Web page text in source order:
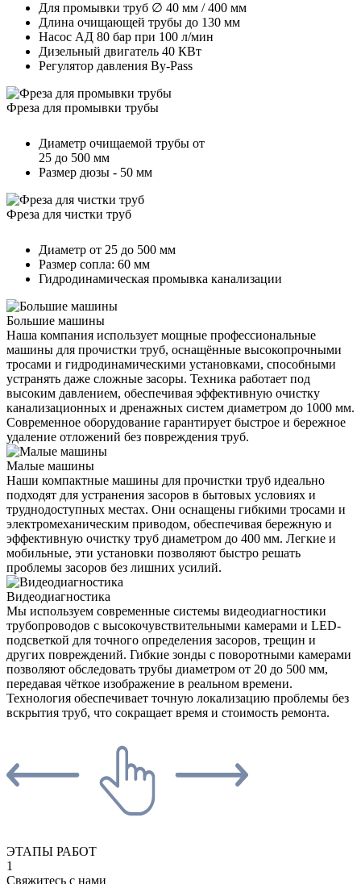
Для промывки труб ∅ 40 мм / 400 мм
Длина очищающей трубы до 130 мм
Насос АД 80 бар при 100 л/мин
Дизельный двигатель 40 КВт
Регулятор давления By-Pass
Фреза для промывки трубы
Диаметр очищаемой трубы от
25 до 500 мм
Размер дюзы - 50 мм
Фреза для чистки труб
Диаметр от 25 до 500 мм
Размер сопла: 60 мм
Гидродинамическая промывка канализации
Большие машины
Наша компания использует мощные профессиональные
машины для прочистки труб, оснащённые высокопрочными
тросами и гидродинамическими установками, способными
устранять даже сложные засоры. Техника работает под
высоким давлением, обеспечивая эффективную очистку
канализационных и дренажных систем диаметром до 1000 мм.
Современное оборудование гарантирует быстрое и бережное
удаление отложений без повреждения труб.
Малые машины
Наши компактные машины для прочистки труб идеально
подходят для устранения засоров в бытовых условиях и
труднодоступных местах. Они оснащены гибкими тросами и
электромеханическим приводом, обеспечивая бережную и
эффективную очистку труб диаметром до 400 мм. Легкие и
мобильные, эти установки позволяют быстро решать
проблемы засоров без лишних усилий.
Видеодиагностика
Мы используем современные системы видеодиагностики
трубопроводов с высокочувствительными камерами и LED-
подсветкой для точного определения засоров, трещин и
других повреждений. Гибкие зонды с поворотными камерами
позволяют обследовать трубы диаметром от 20 до 500 мм,
передавая чёткое изображение в реальном времени.
Технология обеспечивает точную локализацию проблемы без
вскрытия труб, что сокращает время и стоимость ремонта.
ЭТАПЫ РАБОТ
1
Свяжитесь с нами